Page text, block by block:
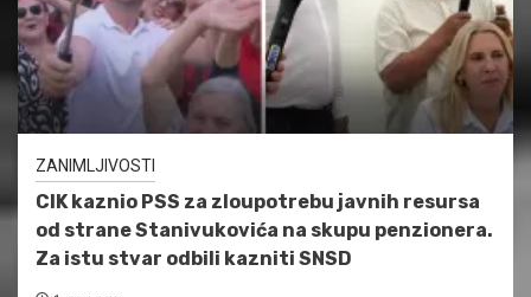
ZANIMLJIVOSTI
CIK kaznio PSS za zloupotrebu javnih resursa
od strane Stanivukovića na skupu penzionera.
Za istu stvar odbili kazniti SNSD